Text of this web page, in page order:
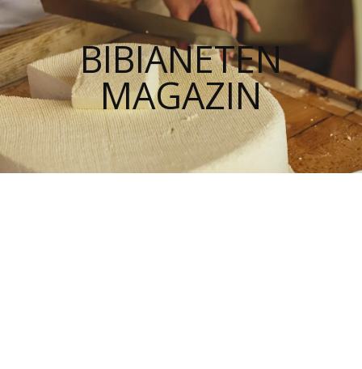
BIBIANETEN
MAGAZIN